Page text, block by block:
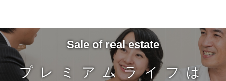
Sale of real estate
プレミアムライフは